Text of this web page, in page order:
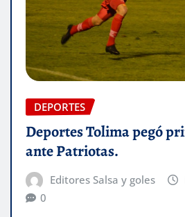
DEPORTES
Deportes Tolima pegó
ante Patriotas.
Editores Salsa y goles
0